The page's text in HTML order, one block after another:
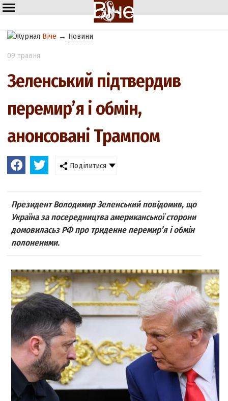
Віче → Новини
09 травня
Зеленський підтвердив
перемир’я і обмін,
анонсовані Трампом
Поділитися
Президент Володимир Зеленський повідомив, що
Україна за посередництва американської сторони
домовиласьз РФ про триденне перемир’я і обмін
полоненими.